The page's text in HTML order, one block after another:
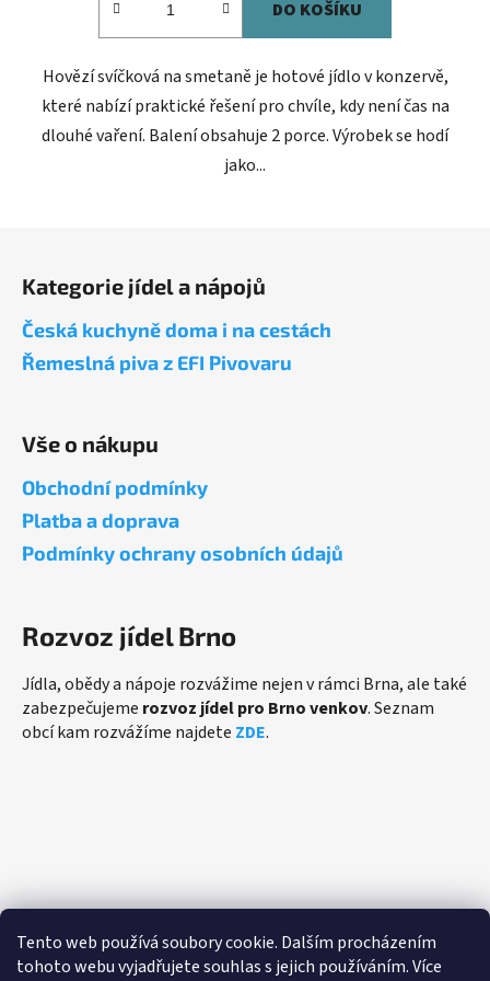
Tento web používá soubory cookie. Dalším procházením
tohoto webu vyjadřujete souhlas s jejich používáním. Více
DO KOŠÍKU
Hovězí svíčková na smetaně je hotové jídlo v konzervě,
které nabízí praktické řešení pro chvíle, kdy není čas na
dlouhé vaření. Balení obsahuje 2 porce. Výrobek se hodí
jako...
Kategorie jídel a nápojů
Česká kuchyně doma i na cestách
Řemeslná piva z EFI Pivovaru
Vše o nákupu
Obchodní podmínky
Platba a doprava
Podmínky ochrany osobních údajů
Rozvoz jídel Brno
Jídla, obědy a nápoje rozvážime nejen v rámci Brna, ale také
zabezpečujeme rozvoz jídel pro Brno venkov. Seznam
obcí kam rozvážíme najdete ZDE.
Přijímáme online platby